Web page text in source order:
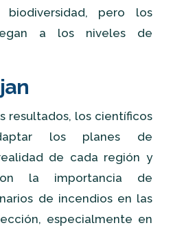
pero los
a los niveles de
resultados, los científicos
los planes de
de cada región y
la importancia de
de incendios en las
especialmente en